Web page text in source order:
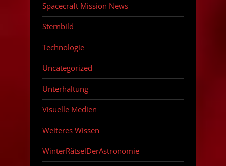
Spacecraft Mission News
Sternbild
Technologie
Uncategorized
Unterhaltung
Visuelle Medien
Weiteres Wissen
WinterRätselDerAstronomie